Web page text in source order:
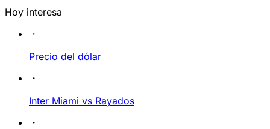
Hoy interesa
Precio del dólar
Inter Miami vs Rayados